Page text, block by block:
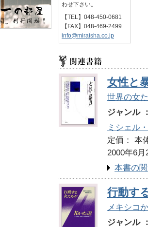
わせ下さい。
【TEL】048-450-0681
【FAX】048-469-2499
info@miraisha.co.jp
女性と
世界の女
ジャンル
ミシェル
定価：
2000年6月
本書の
行動す
メキシコ
ジャンル